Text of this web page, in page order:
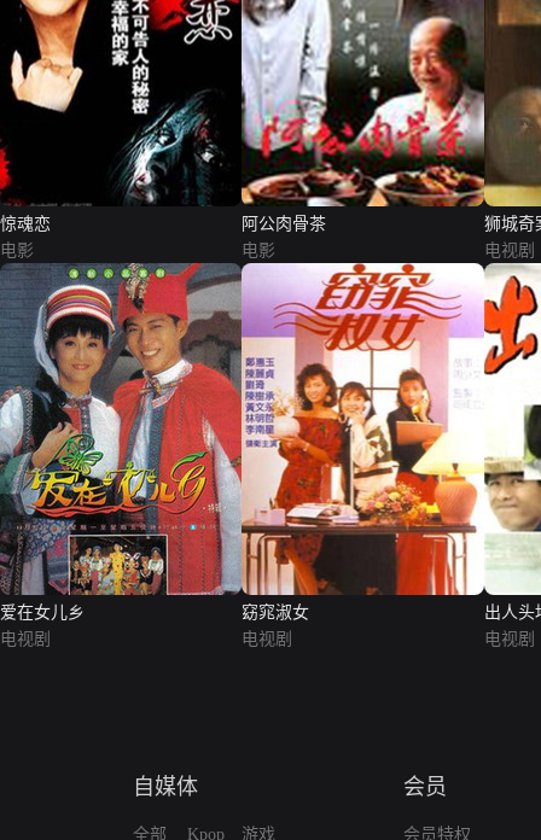
惊魂恋
电影
阿公肉骨茶
电影
狮城奇
电视剧
爱在女儿乡
电视剧
窈窕淑女
电视剧
出人头
电视剧
自媒体
全部 Kpop 游戏
会员
会员特权